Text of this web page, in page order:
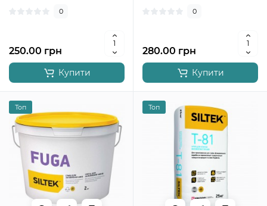
0
250.00 грн
Купити
0
280.00 грн
Купити
Топ Топ